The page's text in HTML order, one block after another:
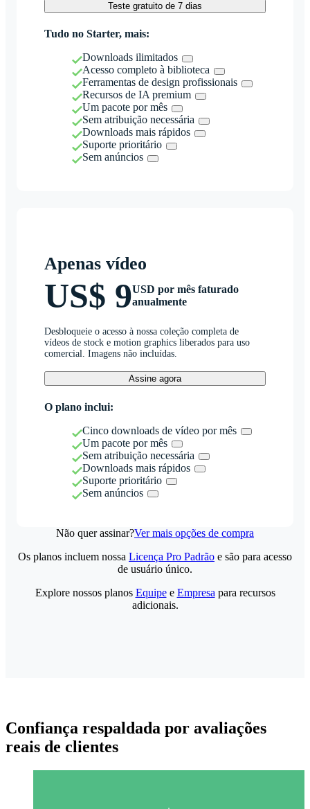
Teste gratuito de 7 dias
Tudo no Starter, mais:
Downloads ilimitados
Acesso completo à biblioteca
Ferramentas de design profissionais
Recursos de IA premium
Um pacote por mês
Sem atribuição necessária
Downloads mais rápidos
Suporte prioritário
Sem anúncios
Apenas vídeo
US$ 9USD por mês faturado
anualmente
Desbloqueie o acesso à nossa coleção completa de
vídeos de stock e motion graphics liberados para uso
comercial. Imagens não incluídas.
Assine agora
O plano inclui:
Cinco downloads de vídeo por mês
Um pacote por mês
Sem atribuição necessária
Downloads mais rápidos
Suporte prioritário
Sem anúncios
Não quer assinar?Ver mais opções de compra
Os planos incluem nossa Licença Pro Padrão e são para acesso
de usuário único.
Explore nossos planos Equipee Empresa para recursos
adicionais.
Confiança respaldada por avaliações
reais de clientes